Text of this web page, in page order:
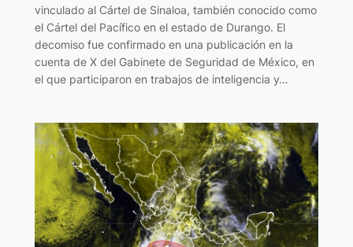
vinculado al Cártel de Sinaloa, también conocido como
el Cártel del Pacífico en el estado de Durango. El
decomiso fue confirmado en una publicación en la
cuenta de X del Gabinete de Seguridad de México, en
el que participaron en trabajos de inteligencia y…